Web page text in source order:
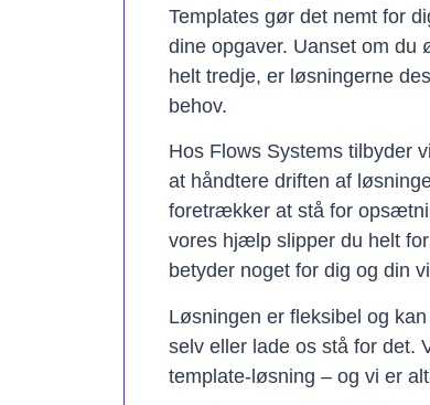
Templates gør det nemt for
dine opgaver. Uanset om du
helt tredje, er løsningerne
behov.
Hos Flows Systems tilbyder
at håndtere driften af
foretrækker at stå for
vores hjælp slipper du helt
betyder noget for dig og din
Løsningen er fleksibel og
selv eller lade os stå for det.
template-løsning – og vi er